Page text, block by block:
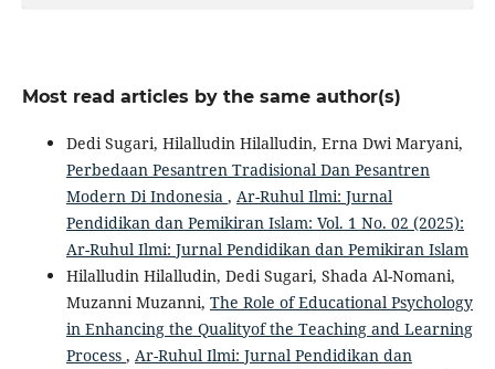
Most read articles by the same author(s)
Dedi Sugari, Hilalludin Hilalludin, Erna Dwi Maryani,
Perbedaan Pesantren Tradisional Dan Pesantren
Modern Di Indonesia , Ar-Ruhul Ilmi: Jurnal
Pendidikan dan Pemikiran Islam: Vol. 1 No. 02 (2025):
Ar-Ruhul Ilmi: Jurnal Pendidikan dan Pemikiran Islam
Hilalludin Hilalludin, Dedi Sugari, Shada Al-Nomani,
Muzanni Muzanni, The Role of Educational Psychology
in Enhancing the Qualityof the Teaching and Learning
Process , Ar-Ruhul Ilmi: Jurnal Pendidikan dan